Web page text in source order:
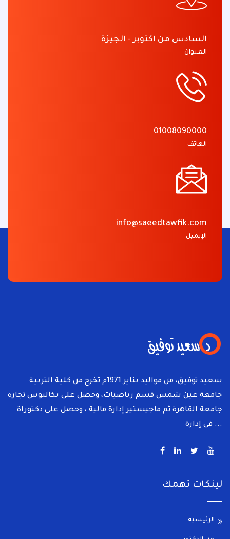
السادس من اكتوبر - الجيزة
العنوان
01008090000
الهاتف
info@saeedtawfik.com
الإيميل
سعيد توفيق، من مواليد يناير 1971م تخرج من كلية التربية
جامعة عين شمس قسم رياضيات، وحصل على بكاليوس تجارة
جامعة القاهرة ثم ماجيستير إدارة مالية ، وحصل على دكتوراة
فى إدارة ...
لينكات تهمك
الرئيسية